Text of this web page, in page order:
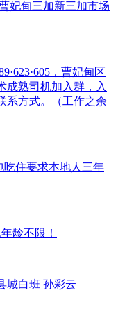
妃甸三加新三加市场
，曹妃甸区
成熟司机加入群，入
系方式。（工作之余
吃住要求本地人三年
龄不限！
城白班 孙彩云